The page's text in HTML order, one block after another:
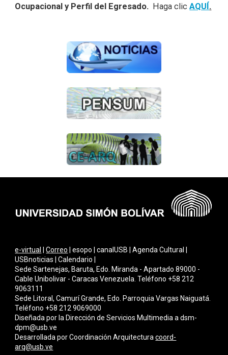
Ocupacional y Perfil del Egresado. Haga clicAQUÍ.
e-virtual |Correo | esopo | canalUSB | Agenda Cultural |
USBnoticias | Calendario |
Sede Sartenejas, Baruta, Edo. Miranda - Apartado 89000 -
Cable Unibolivar - Caracas Venezuela. Teléfono +58 212
9063111
Sede Litoral, Camurí Grande, Edo. Parroquia Vargas Naiguatá.
Teléfono +58 212 9069000
Diseñada por la Dirección de Servicios Multimedia adsm-
dpm@usb.ve
Desarrollada por Coordinación Arquitecturacoord-
arq@usb.ve